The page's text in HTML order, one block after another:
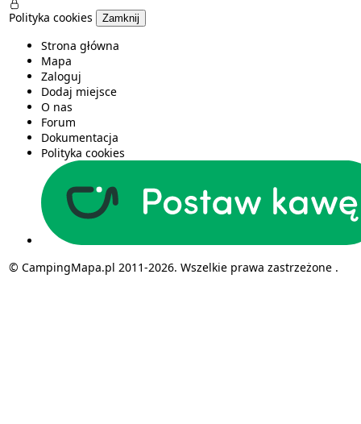
Polityka cookies
Zamknij
Strona główna
Mapa
Zaloguj
Dodaj miejsce
O nas
Forum
Dokumentacja
Polityka cookies
© CampingMapa.pl 2011-2026. Wszelkie prawa zastrzeżone .